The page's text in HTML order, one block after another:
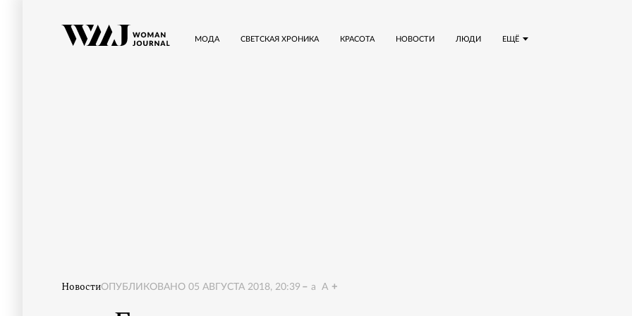
ЕЩЁ
МОДА СВЕТСКАЯ ХРОНИКА КРАСОТА НОВОСТИ ЛЮДИ
НовостиОПУБЛИКОВАНО 05 АВГУСТА 2018, 20:39 a A